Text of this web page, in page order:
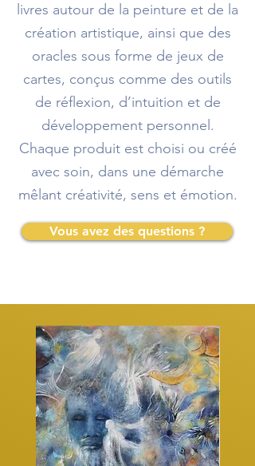
livres autour de la peinture et de la
création artistique, ainsi que des
oracles sous forme de jeux de
cartes, conçus comme des outils
de réflexion, d’intuition et de
développement personnel.
Chaque produit est choisi ou créé
avec soin, dans une démarche
mêlant créativité, sens et émotion.
Vous avez des questions ?